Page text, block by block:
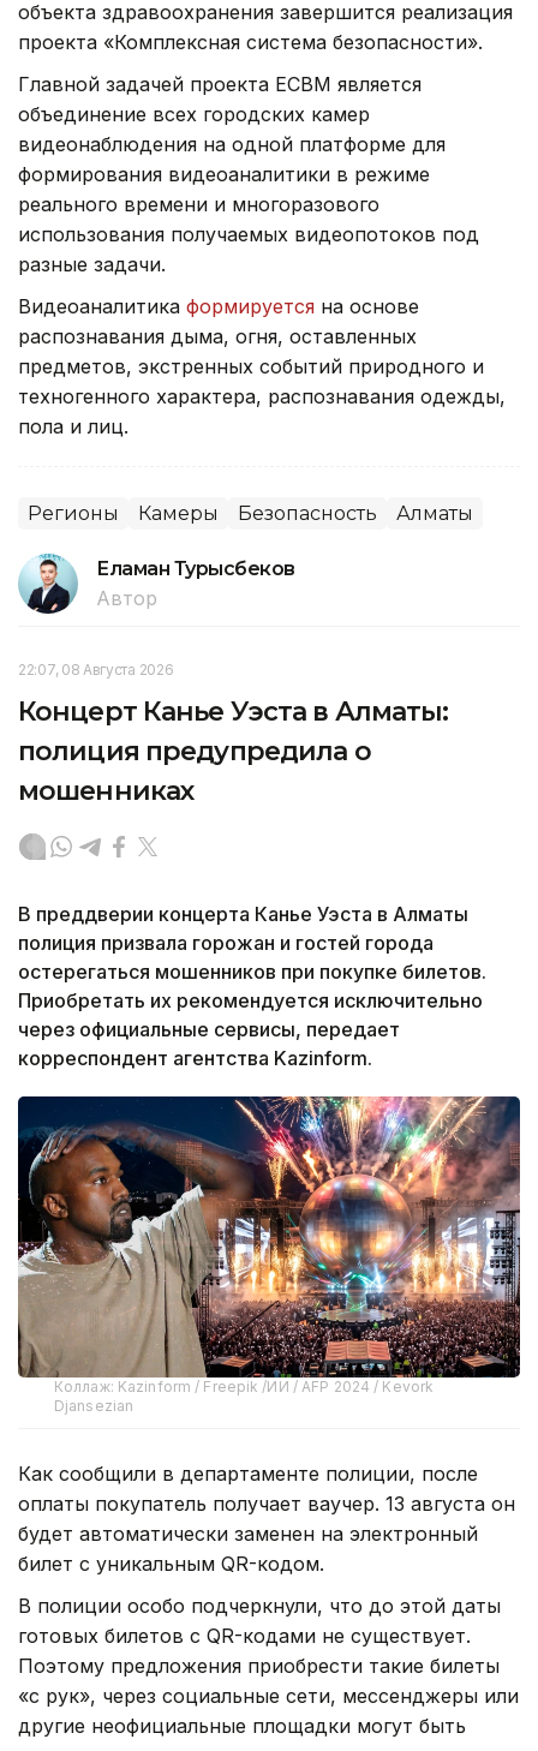
объекта здравоохранения завершится реализация
проекта «Комплексная система безопасности».
Главной задачей проекта ЕСВМ является
объединение всех городских камер
видеонаблюдения на одной платформе для
формирования видеоаналитики в режиме
реального времени и многоразового
использования получаемых видеопотоков под
разные задачи.
Видеоаналитика формируется на основе
распознавания дыма, огня, оставленных
предметов, экстренных событий природного и
техногенного характера, распознавания одежды,
пола и лиц.
Регионы Камеры Безопасность Алматы
Еламан Турысбеков
Автор
22:07, 08 Августа 2026
Концерт Канье Уэста в Алматы:
полиция предупредила о
мошенниках
В преддверии концерта Канье Уэста в Алматы
полиция призвала горожан и гостей города
остерегаться мошенников при покупке билетов.
Приобретать их рекомендуется исключительно
через официальные сервисы, передает
корреспондент агентства Kazinform.
Коллаж: Kazinform / Freepik /ИИ / AFP 2024 / Kevork
Djansezian
Как сообщили в департаменте полиции, после
оплаты покупатель получает ваучер. 13 августа он
будет автоматически заменен на электронный
билет с уникальным QR-кодом.
В полиции особо подчеркнули, что до этой даты
готовых билетов с QR-кодами не существует.
Поэтому предложения приобрести такие билеты
«с рук», через социальные сети, мессенджеры или
другие неофициальные площадки могут быть